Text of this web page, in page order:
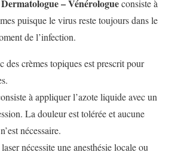
Dermatologue – Vénérologueconsiste à
puisque le virus reste toujours dans le
de l’infection.
des crèmes topiques est prescrit pour
à appliquer l’azote liquide avec un
La douleur est tolérée et aucune
nécessaire.
nécessite une anesthésie locale ou